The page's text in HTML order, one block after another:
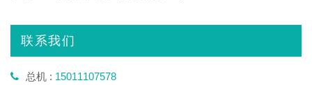
联系我们
总机 : 15011107578